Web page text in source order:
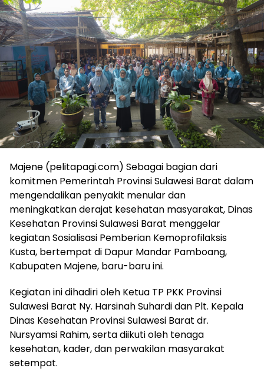
Majene (pelitapagi.com) Sebagai bagian dari
komitmen Pemerintah Provinsi Sulawesi Barat dalam
mengendalikan penyakit menular dan
meningkatkan derajat kesehatan masyarakat, Dinas
Kesehatan Provinsi Sulawesi Barat menggelar
kegiatan Sosialisasi Pemberian Kemoprofilaksis
Kusta, bertempat di Dapur Mandar Pamboang,
Kabupaten Majene, baru-baru ini.
Kegiatan ini dihadiri oleh Ketua TP PKK Provinsi
Sulawesi Barat Ny. Harsinah Suhardi dan Plt. Kepala
Dinas Kesehatan Provinsi Sulawesi Barat dr.
Nursyamsi Rahim, serta diikuti oleh tenaga
kesehatan, kader, dan perwakilan masyarakat
setempat.